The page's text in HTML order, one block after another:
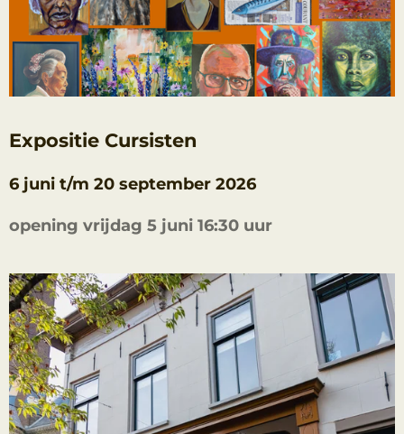
Expositie Cursisten
6 juni t/m 20 september 2026
opening vrijdag 5 juni 16:30 uur